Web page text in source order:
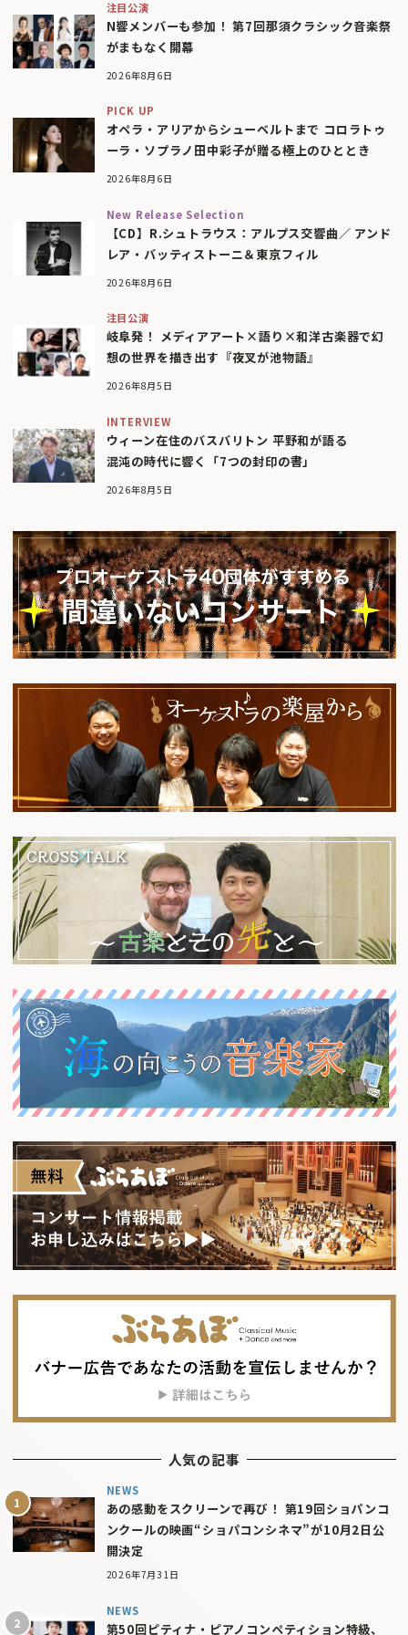
注目公演
N響メンバーも参加！ 第7回那須クラシック音楽祭
がまもなく開幕
2026年8月6日
PICK UP
オペラ・アリアからシューベルトまで コロラトゥ
ーラ・ソプラノ田中彩子が贈る極上のひととき
2026年8月6日
New Release Selection
【CD】R.シュトラウス：アルプス交響曲／ アンド
レア・バッティストーニ＆東京フィル
2026年8月6日
注目公演
岐阜発！ メディアアート×語り×和洋古楽器で幻
想の世界を描き出す『夜叉が池物語』
2026年8月5日
INTERVIEW
ウィーン在住のバスバリトン 平野和が語る
混沌の時代に響く「7つの封印の書」
2026年8月5日
人気の記事
NEWS
あの感動をスクリーンで再び！ 第19回ショパンコ
ンクールの映画“ショパコンシネマ”が10月2日公
開決定
2026年7月31日
NEWS
第50回ピティナ・ピアノコンペティション特級、